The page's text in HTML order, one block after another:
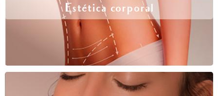
Estética corporal